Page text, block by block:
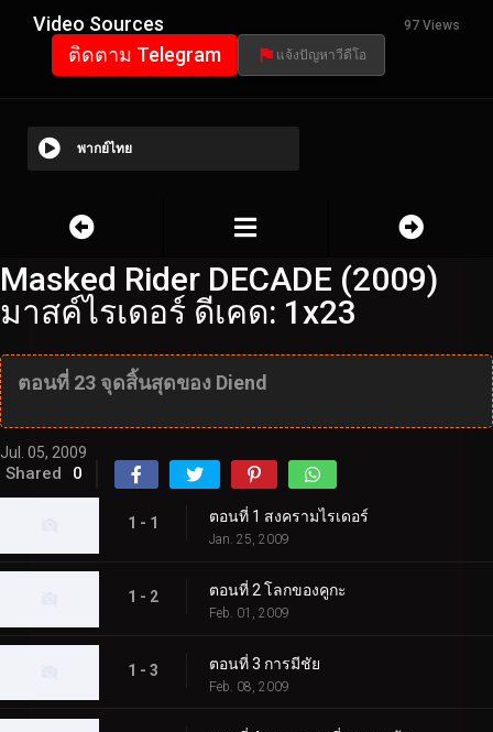
Video Sources 97 Views
ติดตาม Telegram แจ้งปัญหาวีดีโอ
พากย์ไทย
Masked Rider DECADE (2009)
มาสค์ไรเดอร์ ดีเคด: 1x23
ตอนที่ 23 จุดสิ้นสุดของ Diend
Jul. 05, 2009
Shared 0
1 - 1 ตอนที่ 1 สงครามไรเดอร์
Jan. 25, 2009
1 - 2 ตอนที่ 2 โลกของคูกะ
Feb. 01, 2009
1 - 3 ตอนที่ 3 การมีชัย
Feb. 08, 2009